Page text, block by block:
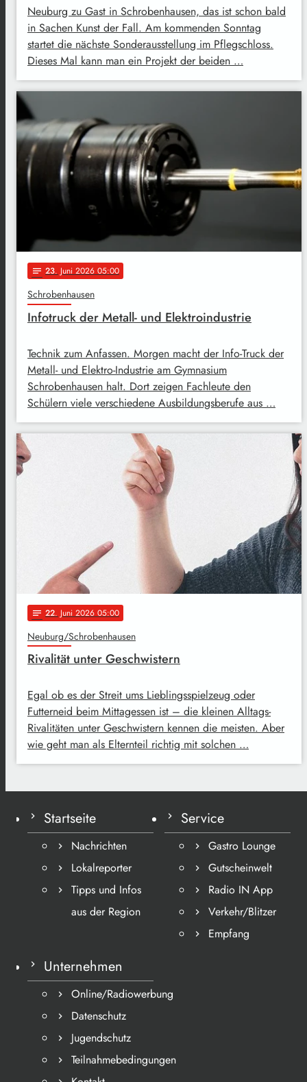
Neuburg zu Gast in Schrobenhausen, das ist schon bald
in Sachen Kunst der Fall. Am kommenden Sonntag
startet die nächste Sonderausstellung im Pflegschloss.
Dieses Mal kann man ein Projekt der beiden …
notes 23. Juni 2026 05:00
Schrobenhausen
Infotruck der Metall- und Elektroindustrie
Technik zum Anfassen. Morgen macht der Info-Truck der
Metall- und Elektro-Industrie am Gymnasium
Schrobenhausen halt. Dort zeigen Fachleute den
Schülern viele verschiedene Ausbildungsberufe aus …
notes 22. Juni 2026 05:00
Neuburg/Schrobenhausen
Rivalität unter Geschwistern
Egal ob es der Streit ums Lieblingsspielzeug oder
Futterneid beim Mittagessen ist – die kleinen Alltags-
Rivalitäten unter Geschwistern kennen die meisten. Aber
wie geht man als Elternteil richtig mit solchen …
Startseite
Nachrichten
Lokalreporter
Tipps und Infos
aus der Region
Service
Gastro Lounge
Gutscheinwelt
Radio IN App
Verkehr/Blitzer
Empfang
Unternehmen
Online/Radiowerbung
Datenschutz
Jugendschutz
Teilnahmebedingungen